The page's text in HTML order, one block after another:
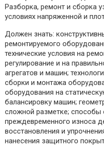
Разборка, ремонт и сборка
условиях напряженной и
Должен знать:
ремонтируемого
технические условия на
регулирование и на
агрегатов и машин;
сборки и монтажа
оборудования на
балансировку машин;
сложной разметке; способы
преждевременного износа
восстановления и
нанесения защитного